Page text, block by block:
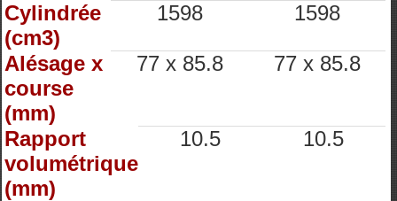
Cylindrée
(cm3)
1598 1598
Alésage x
course
(mm)
77 x 85.8 77 x 85.8
Rapport
volumétrique
(mm)
10.5 10.5